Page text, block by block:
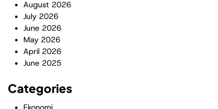
July 2026
June 2026
May 2026
April 2026
June 2025
Categories
Ekonomi